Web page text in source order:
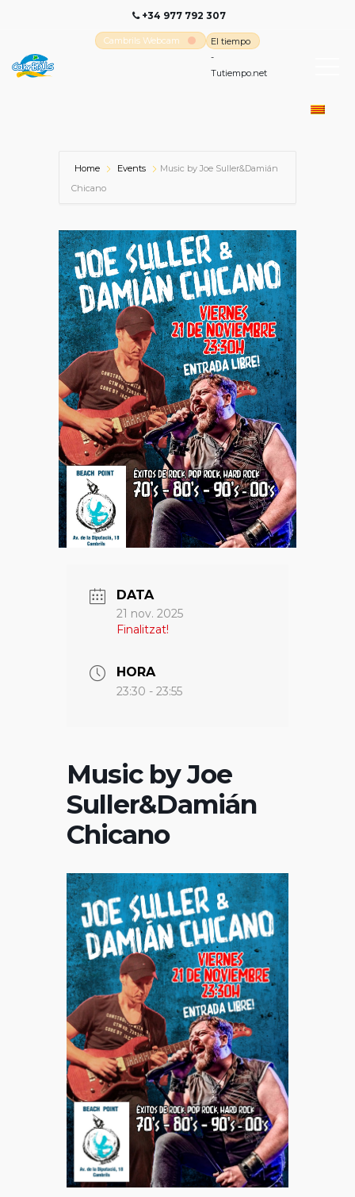
+34 977 792 307
Cambrils Webcam
El tiempo
-
Tutiempo.net
Home Events
Music by Joe Suller&Damián
Chicano
DATA
21 nov. 2025
Finalitzat!
HORA
23:30 - 23:55
Music by Joe
Suller&Damián
Chicano